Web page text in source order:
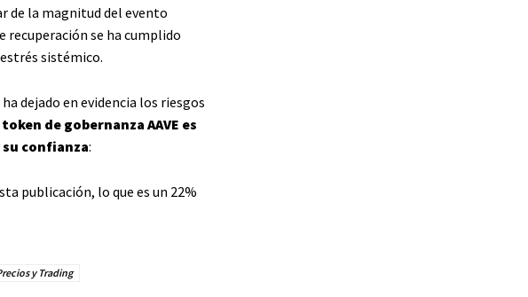
de la magnitud del evento
recuperación se ha cumplido
sistémico.
dejado en evidencia los riesgos
de gobernanza AAVE es
confianza:
publicación, lo que es un 22%
y Trading